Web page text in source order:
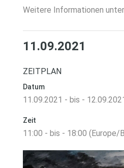
Weitere Informationen unter
11.09.2021
ZEITPLAN
Datum
11.09.2021 - bis -
Zeit
11:00 - bis - 18:00 (Europe/